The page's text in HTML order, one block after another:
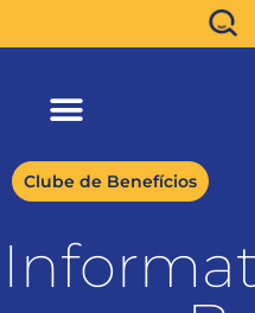
Clube de Benefícios